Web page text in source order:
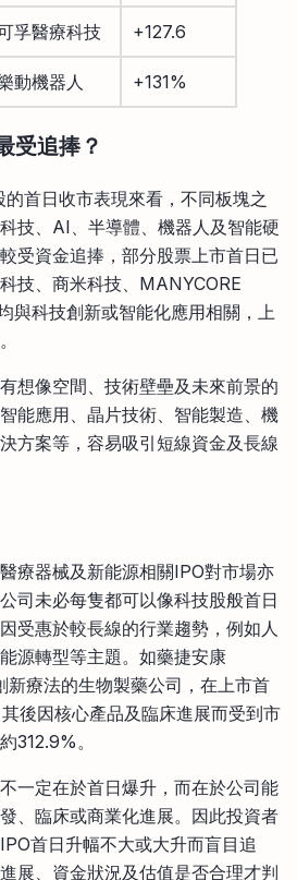
孚醫療科技 +127.6
動機器人 +131%
受追捧？
首日收市表現來看，不同板塊之
技、AI、半導體、機器人及智能硬
受資金追捧，部分股票上市首日已
技、商米科技、MANYCORE
與科技創新或智能化應用相關，上
想像空間、技術壁壘及未來前景的
能應用、晶片技術、智能製造、機
方案等，容易吸引短線資金及長線
療器械及新能源相關IPO對市場亦
司未必每隻都可以像科技股般首日
受惠於較長線的行業趨勢，例如人
源轉型等主題。如藥捷安康
新療法的生物製藥公司，在上市首
後因核心產品及臨床進展而受到市
312.9%。
一定在於首日爆升，而在於公司能
、臨床或商業化進展。因此投資者
首日升幅不大或大升而盲目追
展、資金狀況及估值是否合理才判